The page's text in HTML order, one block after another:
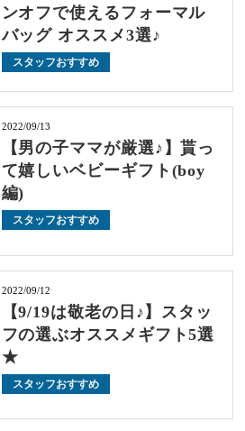
ンオフで使えるフォーマル
バッグ オススメ3選♪
スタッフおすすめ
2022/09/13
【男の子ママが厳選♪】貰っ
て嬉しいベビーギフト(boy
編)
スタッフおすすめ
2022/09/12
【9/19は敬老の日♪】スタッ
フの選ぶオススメギフト5選
★
スタッフおすすめ